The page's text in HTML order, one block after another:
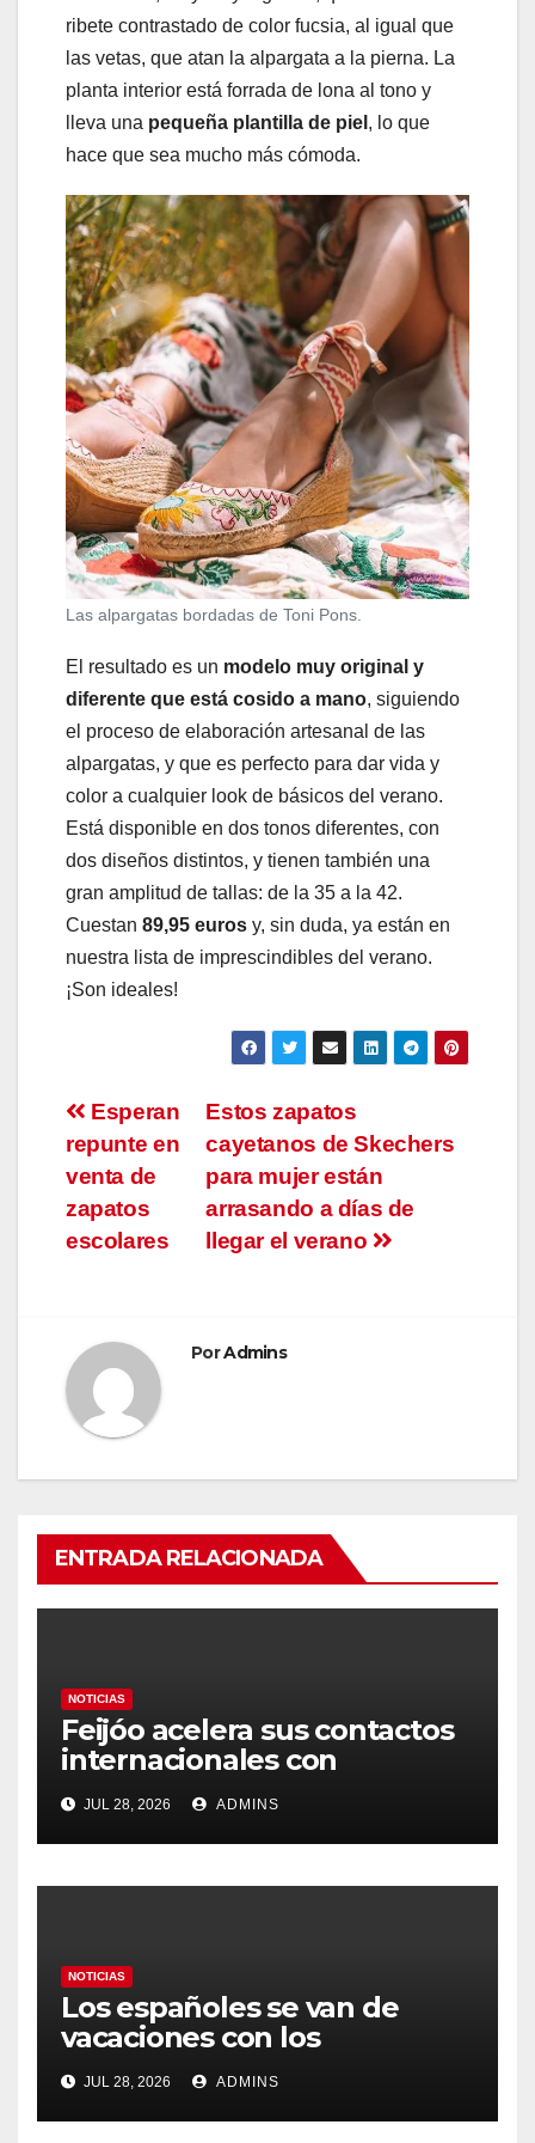
ribete contrastado de color fucsia, al igual que
las vetas, que atan la alpargata a la pierna. La
planta interior está forrada de lona al tono y
lleva una pequeña plantilla de piel , lo que
hace que sea mucho más cómoda.
Las alpargatas bordadas de Toni Pons.
El resultado es un modelo muy original y
diferente que está cosido a mano, siguiendo
el proceso de elaboración artesanal de las
alpargatas, y que es perfecto para dar vida y
color a cualquier look de básicos del verano.
Está disponible en dos tonos diferentes, con
dos diseños distintos, y tienen también una
gran amplitud de tallas: de la 35 a la 42.
Cuestan 89,95 euros y, sin duda, ya están en
nuestra lista de imprescindibles del verano.
¡Son ideales!
Navegación
de
entradas
Estos zapatos
cayetanos de Skechers
para mujer están
arrasando a días de
llegar el verano
Esperan
repunte en
venta de
zapatos
escolares
PorAdmins
ENTRADA RELACIONADA
NOTICIAS
Feijóo acelera sus contactos
internacionales con
Latinoamérica como socio
prioritario en su agenda de
gobierno
JUL 28, 2026 ADMINS
NOTICIAS
Los españoles se van de
vacaciones con los
carburantes hasta un 21%
más caros que el año pasado
y los hoteles disparados
JUL 28, 2026 ADMINS